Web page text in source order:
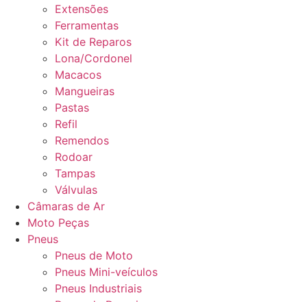
Extensões
Ferramentas
Kit de Reparos
Lona/Cordonel
Macacos
Mangueiras
Pastas
Refil
Remendos
Rodoar
Tampas
Válvulas
Câmaras de Ar
Moto Peças
Pneus
Pneus de Moto
Pneus Mini-veículos
Pneus Industriais